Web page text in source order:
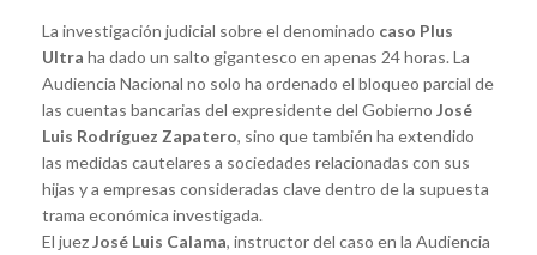
La investigación judicial sobre el denominado caso Plus
Ultra ha dado un salto gigantesco en apenas 24 horas. La
Audiencia Nacional no solo ha ordenado el bloqueo parcial de
las cuentas bancarias del expresidente del Gobierno José
Luis Rodríguez Zapatero, sino que también ha extendido
las medidas cautelares a sociedades relacionadas con sus
hijas y a empresas consideradas clave dentro de la supuesta
trama económica investigada.
El juezJosé Luis Calama, instructor del caso en la Audiencia